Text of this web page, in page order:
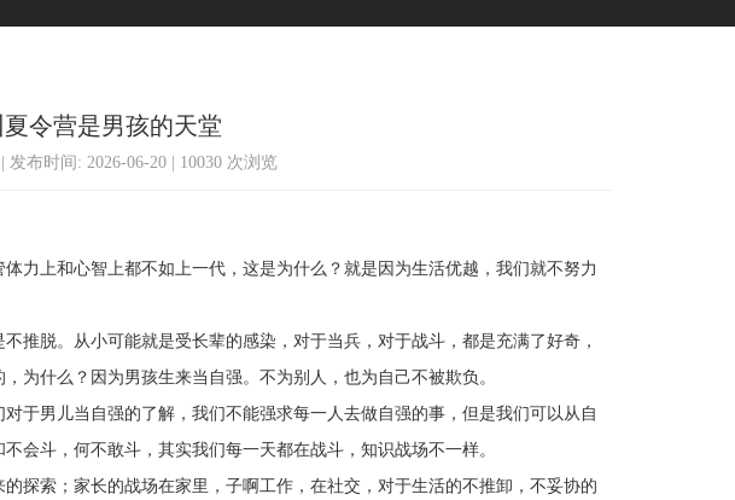
令营是男孩的天堂
发布时间: 2026-06-20 | 10030 次浏览
上和心智上都不如上一代，这是为什么？就是因为生活优越，我们就不努力
脱。从小可能就是受长辈的感染，对于当兵，对于战斗，都是充满了好奇，
为什么？因为男孩生来当自强。不为别人，也为自己不被欺负。
男儿当自强的了解，我们不能强求每一人去做自强的事，但是我们可以从自
会斗，何不敢斗，其实我们每一天都在战斗，知识战场不一样。
索；家长的战场在家里，子啊工作，在社交，对于生活的不推卸，不妥协的